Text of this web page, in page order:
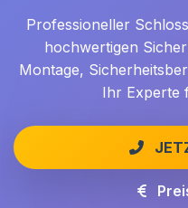
Professioneller
hochwertigen
Montage,
Ihr Experte